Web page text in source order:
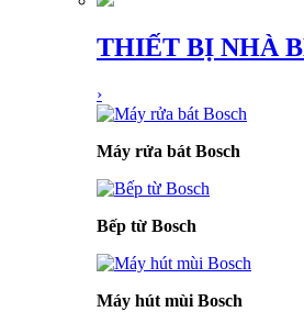
THIẾT BỊ NHÀ
›
Máy rửa bát Bosch
Bếp từ Bosch
Máy hút mùi Bosch